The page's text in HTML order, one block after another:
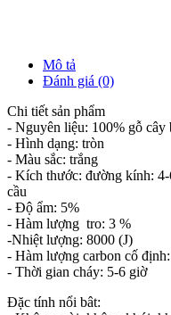
Mô tả
Đánh giá (0)
Chi tiết sản phẩm
- Nguyên liệu: 100% gỗ cây
- Hình dạng: tròn
- Màu sắc: trắng
- Kích thước: đường kính: 4-
cầu
- Độ ẩm: 5%
- Hàm lượng tro: 3 %
-Nhiệt lượng: 8000 (J)
- Hàm lượng carbon cố
- Thời gian cháy: 5-6 giờ
Đặc tính nổi bât: